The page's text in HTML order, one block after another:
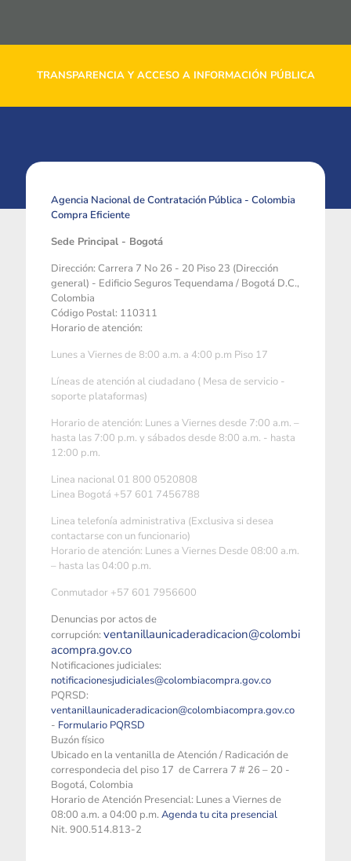
TRANSPARENCIA Y ACCESO A INFORMACIÓN PÚBLICA
Agencia Nacional de Contratación Pública - Colombia
Compra Eficiente
Sede Principal - Bogotá
Dirección: Carrera 7 No 26 - 20 Piso 23 (Dirección
general) - Edificio Seguros Tequendama / Bogotá D.C.,
Colombia
Código Postal: 110311
Horario de atención:
Lunes a Viernes de 8:00 a.m. a 4:00 p.m Piso 17
Líneas de atención al ciudadano ( Mesa de servicio -
soporte plataformas)
Horario de atención: Lunes a Viernes desde 7:00 a.m. –
hasta las 7:00 p.m. y sábados desde 8:00 a.m. - hasta
12:00 p.m.
Linea nacional 01 800 0520808
Linea Bogotá +57 601 7456788
Linea telefonía administrativa (Exclusiva si desea
contactarse con un funcionario)
Horario de atención: Lunes a Viernes Desde 08:00 a.m.
– hasta las 04:00 p.m.
Conmutador +57 601 7956600
Denuncias por actos de
corrupción: ventanillaunicaderadicacion@colombi
acompra.gov.co
Notificaciones judiciales:
notificacionesjudiciales@colombiacompra.gov.co
PQRSD:
ventanillaunicaderadicacion@colombiacompra.gov.co
- Formulario PQRSD
Buzón físico
Ubicado en la ventanilla de Atención / Radicación de
correspondecia del piso 17 de Carrera 7 # 26 – 20 -
Bogotá, Colombia
Horario de Atención Presencial: Lunes a Viernes de
08:00 a.m. a 04:00 p.m. Agenda tu cita presencial
Nit. 900.514.813-2